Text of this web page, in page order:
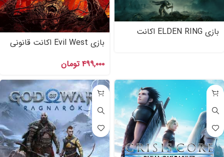
بازی ELDEN RING اکانت
بازی Evil West اکانت قانونی
۴۹۹,۰۰۰ تومان